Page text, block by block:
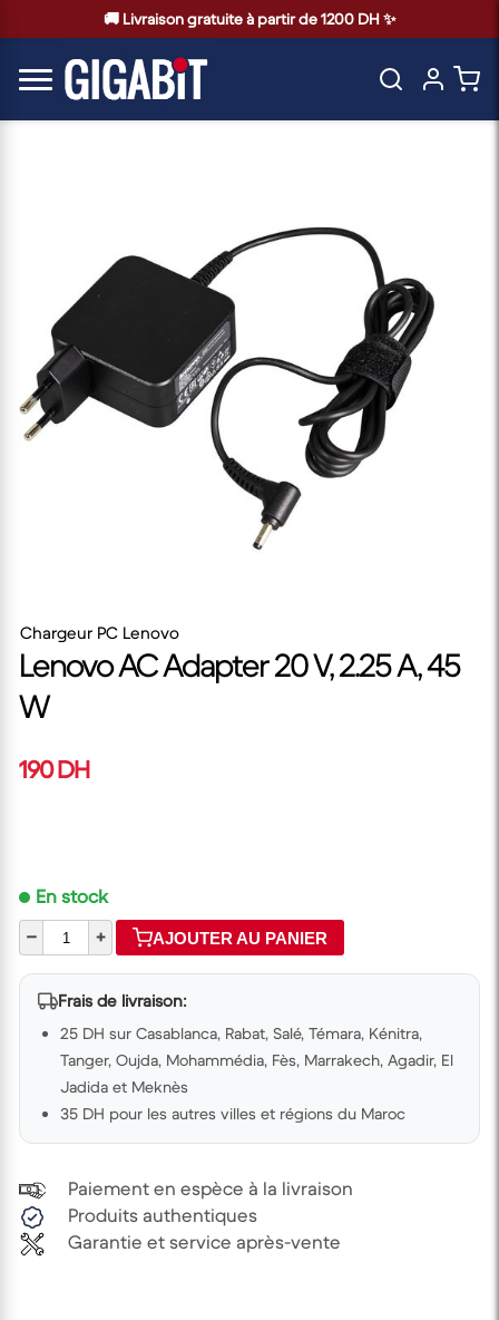
🚚 Livraison gratuite à partir de 1200 DH ✨
Chargeur PC Lenovo
Lenovo AC Adapter 20 V, 2.25 A, 45
W
190 DH
En stock
–
+ AJOUTER AU PANIER
Frais de livraison:
25 DH sur Casablanca, Rabat, Salé, Témara, Kénitra,
Tanger, Oujda, Mohammédia, Fès, Marrakech, Agadir, El
Jadida et Meknès
35 DH pour les autres villes et régions du Maroc
Paiement en espèce à la livraison
Produits authentiques
Garantie et service après-vente